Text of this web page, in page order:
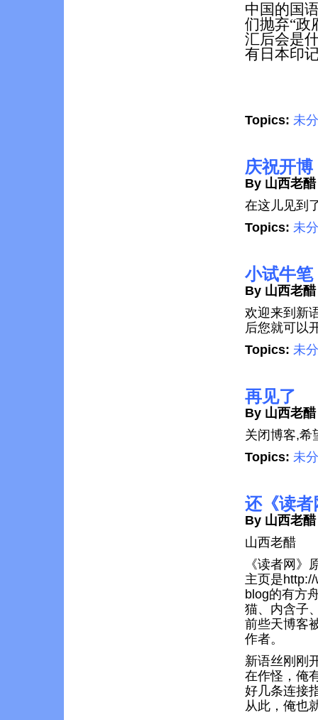
中国的国
们抛弃“政
汇后会是
有日本印
Topics: 未
庆祝开博
By 山西老醋
在这儿见到
Topics: 未
小试牛笔
By 山西老醋
欢迎来到新
后您就可以
Topics: 未
再见了
By 山西老醋
关闭博客,希
Topics: 未
还《读者
By 山西老醋
山西老醋
《读者网
主页是
blog的有方
猫、内含子
前些天博客
作者。
新语丝刚刚
在作怪，俺
好几条连接
从此，俺也